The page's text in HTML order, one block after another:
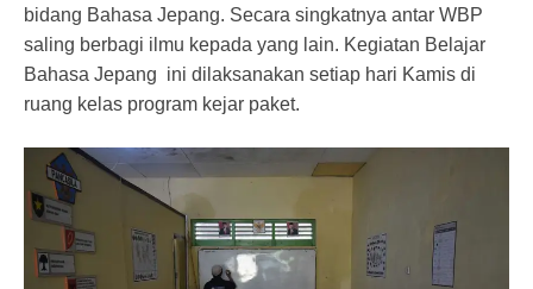
bidang Bahasa Jepang. Secara singkatnya antar WBP
saling berbagi ilmu kepada yang lain. Kegiatan Belajar
Bahasa Jepang ini dilaksanakan setiap hari Kamis di
ruang kelas program kejar paket.